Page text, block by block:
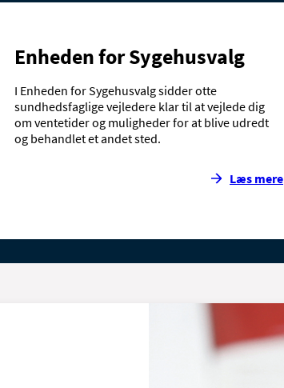
Enheden for Sygehusvalg
I Enheden for Sygehusvalg sidder otte
sundhedsfaglige vejledere klar til at vejlede dig
om ventetider og muligheder for at blive udredt
og behandlet et andet sted.
Læs mere